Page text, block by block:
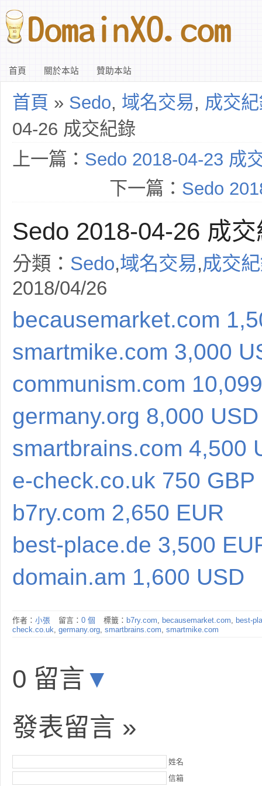
首頁 關於本站 贊助本站
首頁 » Sedo, 域名交易, 成交
04-26 成交紀錄
上一篇： Sedo 2018-04-23 成
下一篇： Sedo
Sedo 2018-04-26 成
分類： Sedo,域名交易,成交
2018/04/26
becausemarket.com
smartmike.com 3,000
communism.com
germany.org 8,000 USD
smartbrains.com 4,500
e-check.co.uk 750 GBP
b7ry.com 2,650 EUR
best-place.de 3,500
domain.am 1,600 USD
作者： 小張 留言： 0 個 標籤： b7ry.com, becausemarket.com, best-
check.co.uk, germany.org, smartbrains.com, smartmike.com
0 留言 ▼
發表留言 »
姓名
信箱